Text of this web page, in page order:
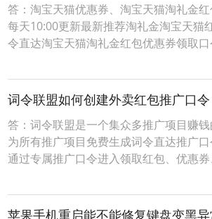
答：淘宝天猫优惠券、淘宝天猫淘礼金红
每天10:00更新最新推荐淘礼金淘宝天猫
令直达淘宝天猫淘礼金红包优惠券领取
天淘宝天猫购物前打开词令App，输入
索进入前往淘礼金淘宝天猫红包优惠券
的商品领取淘宝天猫优惠券、淘宝天猫商
淘宝天猫优惠券淘礼金红包领取口令如
词令联盟如何创建外卖红包推广口令
答：词令联盟是一个集众多推广项目赚
为所有推广项目免费生成词令直达推广
通过专属推广口令进入领取红包、优惠
可享受优惠，推广者可获得成交订单相
成本无压力、多劳多得时间自由、您只
通过您的词令直达专属推广口令或推广素
苹果手机重启能不能修复键盘变黑异